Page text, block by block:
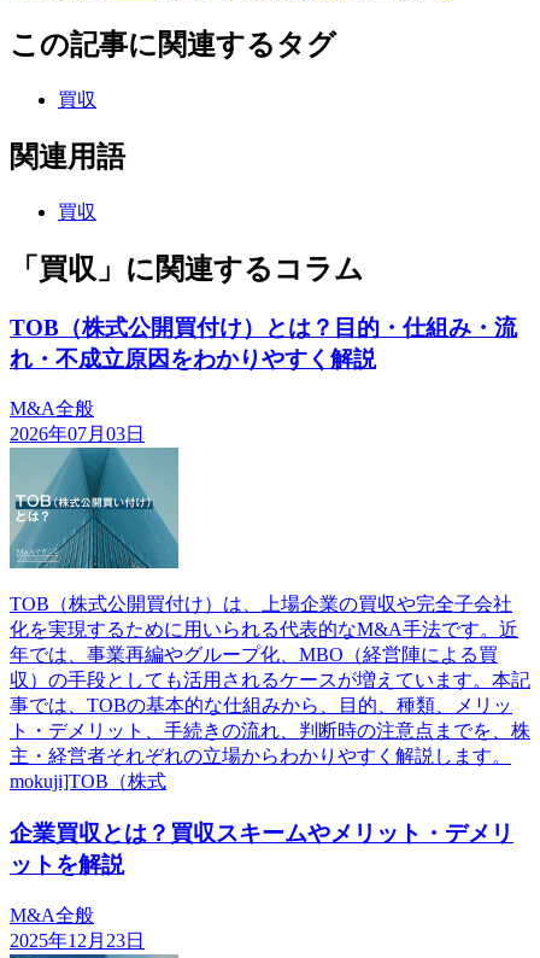
この記事に関連するタグ
買収
関連用語
買収
「買収」に関連するコラム
TOB（株式公開買付け）とは？目的・仕組み・流
れ・不成立原因をわかりやすく解説
M&A全般
2026年07月03日
TOB（株式公開買付け）は、上場企業の買収や完全子会社
化を実現するために用いられる代表的なM&A手法です。近
年では、事業再編やグループ化、MBO（経営陣による買
収）の手段としても活用されるケースが増えています。本記
事では、TOBの基本的な仕組みから、目的、種類、メリッ
ト・デメリット、手続きの流れ、判断時の注意点までを、株
主・経営者それぞれの立場からわかりやすく解説します。
mokuji]TOB（株式
企業買収とは？買収スキームやメリット・デメリ
ットを解説
M&A全般
2025年12月23日